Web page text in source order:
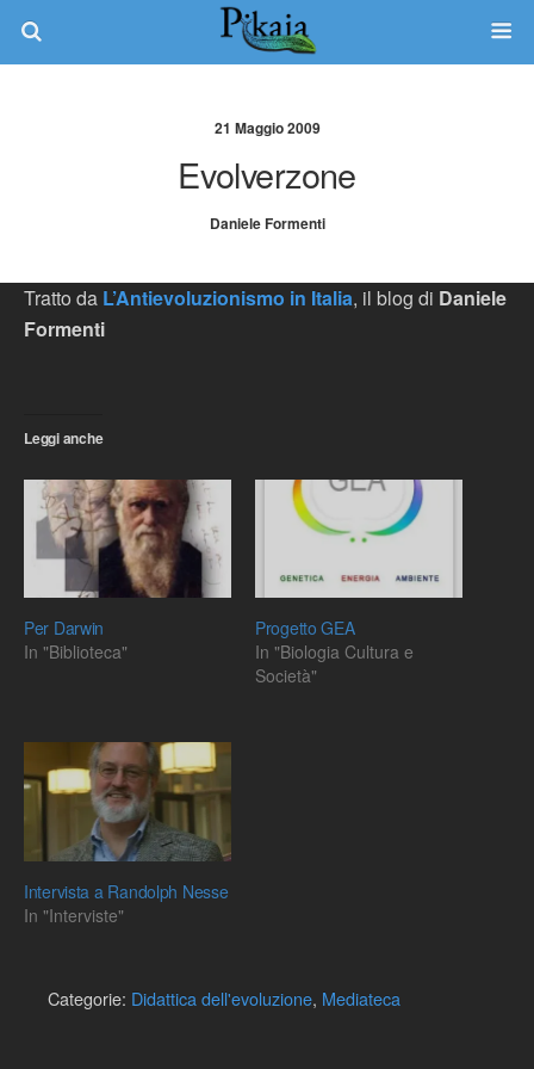
21 Maggio 2009
Evolverzone
Daniele Formenti
Tratto da L’Antievoluzionismo in Italia, il blog di Daniele
Formenti
Leggi anche
Per Darwin
In "Biblioteca"
Progetto GEA
In "Biologia Cultura e
Società"
Intervista a Randolph Nesse
In "Interviste"
Categorie: Didattica dell'evoluzione, Mediateca